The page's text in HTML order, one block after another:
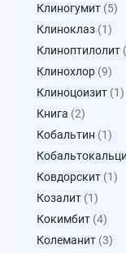
Клиногумит (5)
Клиноклаз (1)
Клиноптилолит
Клинохлор (9)
Клиноцоизит (1)
Книга (2)
Кобальтин (1)
Ковдорскит (1)
Козалит (1)
Кокимбит (4)
Колеманит (3)